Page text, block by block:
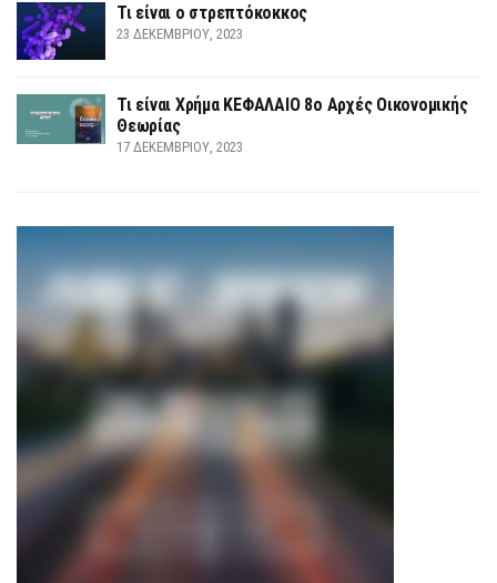
Τι είναι ο στρεπτόκοκκος
23 ΔΕΚΕΜΒΡΊΟΥ, 2023
Τι είναι Χρήμα ΚΕΦΑΛΑΙΟ 8ο Αρχές Οικονομικής
Θεωρίας
17 ΔΕΚΕΜΒΡΊΟΥ, 2023